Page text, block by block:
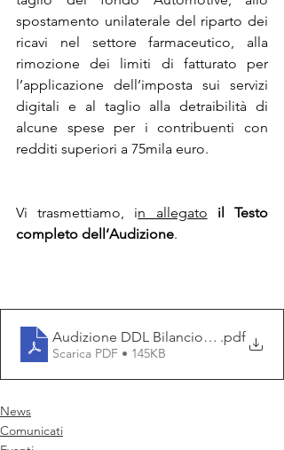
spostamento unilaterale del riparto dei
ricavi nel settore farmaceutico, alla
rimozione dei limiti di fatturato per
l’applicazione dell’imposta sui servizi
digitali e al taglio alla detraibilità di
alcune spese per i contribuenti con
redditi superiori a 75mila euro.
Vi trasmettiamo, in allegato
il Testo
completo dell’Audizione.
Audizione DDL Bilancio 2025.pdf
Scarica PDF • 145KB
News
Comunicati